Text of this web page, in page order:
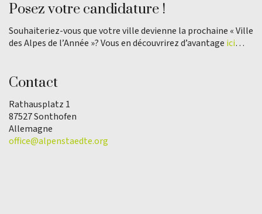
Posez votre candidature !
Souhaiteriez-vous que votre ville devienne la prochaine « Ville
des Alpes de l’Année »? Vous en découvrirez d’avantage ici…
Contact
Rathausplatz 1
87527 Sonthofen
Allemagne
office@alpenstaedte.org